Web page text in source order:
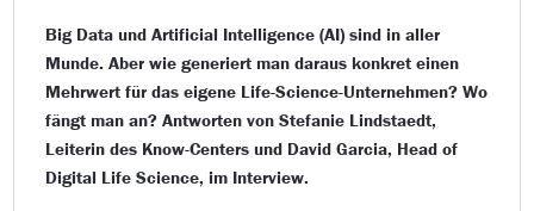
Big Data und Artificial Intelligence (AI) sind in aller
Munde. Aber wie generiert man daraus konkret einen
Mehrwert für das eigene Life-Science-Unternehmen? Wo
fängt man an? Antworten von Stefanie Lindstaedt,
Leiterin des Know-Centers und David Garcia, Head of
Digital Life Science, im Interview.